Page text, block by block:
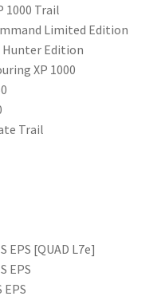
1000 Trail
Limited Edition
Hunter Edition
XP 1000
Trail
EPS [QUAD L7e]
EPS
EPS